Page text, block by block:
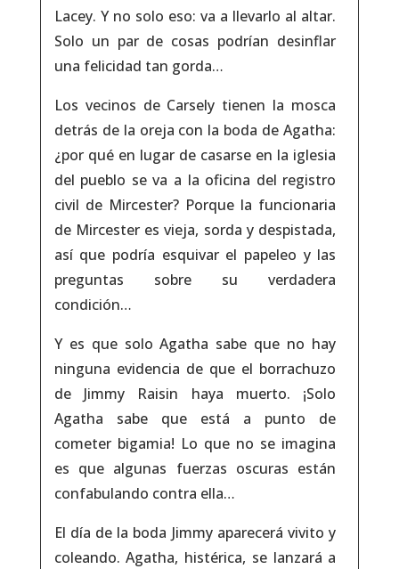
Lacey. Y no solo eso: va a llevarlo al altar.
Solo un par de cosas podrían desinflar
una felicidad tan gorda…
Los vecinos de Carsely tienen la mosca
detrás de la oreja con la boda de Agatha:
¿por qué en lugar de casarse en la iglesia
del pueblo se va a la oficina del registro
civil de Mircester? Porque la funcionaria
de Mircester es vieja, sorda y despistada,
así que podría esquivar el papeleo y las
preguntas sobre su verdadera
condición…
Y es que solo Agatha sabe que no hay
ninguna evidencia de que el borrachuzo
de Jimmy Raisin haya muerto. ¡Solo
Agatha sabe que está a punto de
cometer bigamia! Lo que no se imagina
es que algunas fuerzas oscuras están
confabulando contra ella…
El día de la boda Jimmy aparecerá vivito y
coleando. Agatha, histérica, se lanzará a